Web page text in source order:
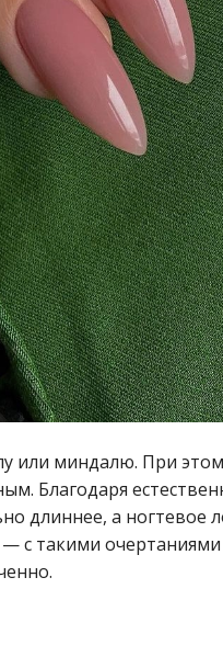
или миндалю. При
Благодаря
длиннее, а
с такими